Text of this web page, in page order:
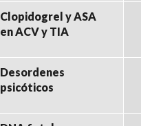
Clopidogrel y ASA
en ACV y TIA
Desordenes
psicóticos